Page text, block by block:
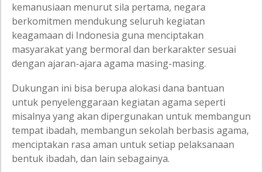
kemanusiaan menurut sila pertama, negara
berkomitmen mendukung seluruh kegiatan
keagamaan di Indonesia guna menciptakan
masyarakat yang bermoral dan berkarakter sesuai
dengan ajaran-ajara agama masing-masing.
Dukungan ini bisa berupa alokasi dana bantuan
untuk penyelenggaraan kegiatan agama seperti
misalnya yang akan dipergunakan untuk membangun
tempat ibadah, membangun sekolah berbasis agama,
menciptakan rasa aman untuk setiap pelaksanaan
bentuk ibadah, dan lain sebagainya.